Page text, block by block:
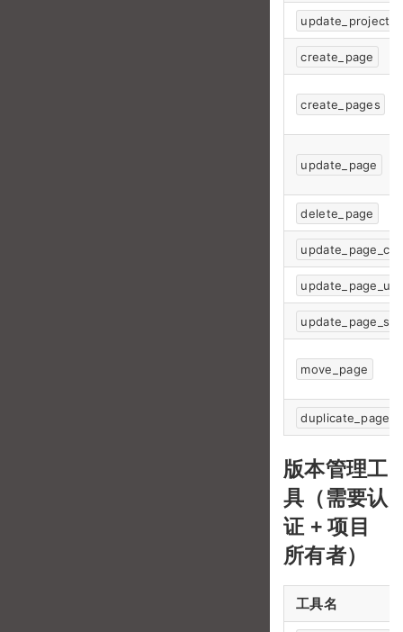
create_page
create_pages
update_page
delete_page
update_page_uid
move_page
duplicate_page
版本管理工
具（需要认
证 + 项目
所有者）
工具名